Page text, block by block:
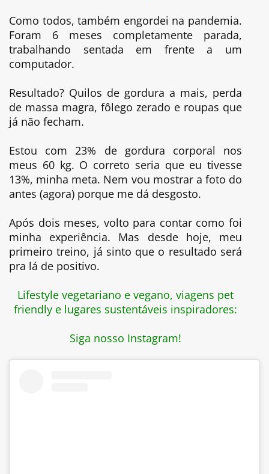
Como todos, também engordei na pandemia.
Foram 6 meses completamente parada,
trabalhando sentada em frente a um
computador.
Resultado? Quilos de gordura a mais, perda
de massa magra, fôlego zerado e roupas que
já não fecham.
Estou com 23% de gordura corporal nos
meus 60 kg. O correto seria que eu tivesse
13%, minha meta. Nem vou mostrar a foto do
antes (agora) porque me dá desgosto.
Após dois meses, volto para contar como foi
minha experiência. Mas desde hoje, meu
primeiro treino, já sinto que o resultado será
pra lá de positivo.
Lifestyle vegetariano e vegano, viagens pet
friendly e lugares sustentáveis inspiradores:
Siga nosso Instagram!